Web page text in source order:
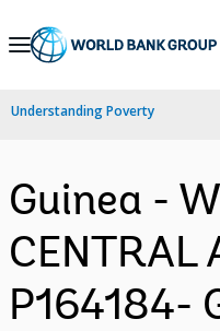
Skip
Navigation
Understanding Poverty
Guinea -
CENTRAL
P164184-